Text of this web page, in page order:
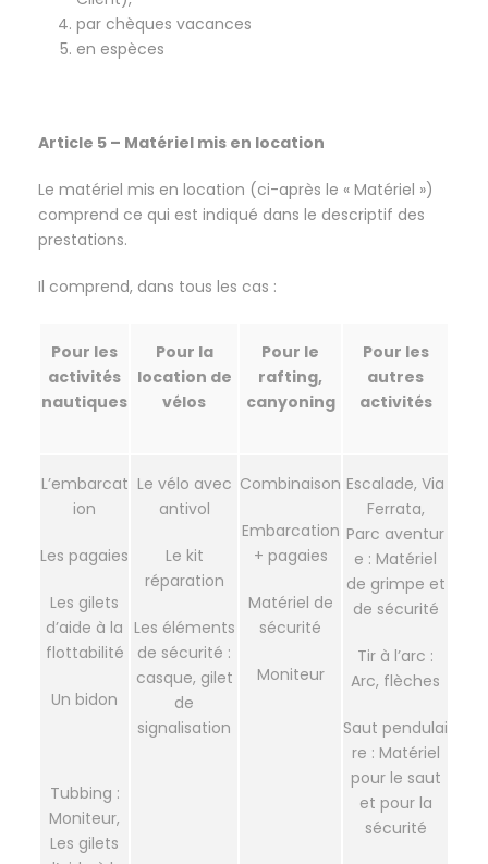
par chèques vacances
en espèces
Article 5 – Matériel mis en location
Le matériel mis en location (ci-après le « Matériel »)
comprend ce qui est indiqué dans le descriptif des
prestations.
Il comprend, dans tous les cas :
Pour les
activités
nautiques
Pour la
location de
vélos
Pour le
rafting,
canyoning
Pour les
autres
activités
L’embarcat
ion
Les pagaies
Les gilets
d’aide à la
flottabilité
Un bidon
Tubbing :
Moniteur,
Les gilets
Le vélo avec
antivol
Le kit
réparation
Les éléments
de sécurité :
casque, gilet
de
signalisation
Combinaison
Embarcation
+ pagaies
Matériel de
sécurité
Moniteur
Escalade, Via
Ferrata,
Parc aventur
e : Matériel
de grimpe et
de sécurité
Tir à l’arc :
Arc, flèches
Saut pendulai
re : Matériel
pour le saut
et pour la
sécurité